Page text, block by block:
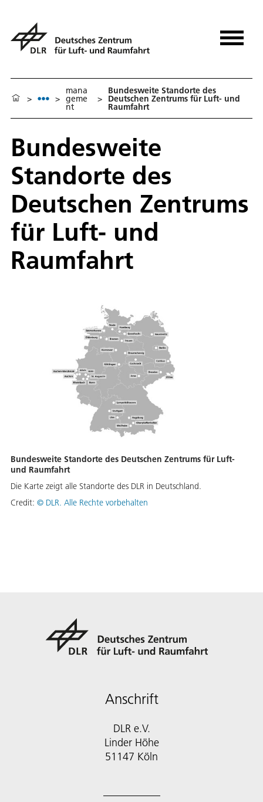
> >
mana
geme
nt
>
Bundesweite Standorte des
Deutschen Zentrums für Luft- und
Raumfahrt
Bundesweite
Standorte des
Deutschen Zentrums
für Luft- und
Raumfahrt
Bundesweite Standorte des Deutschen Zentrums für Luft-
und Raumfahrt
Die Karte zeigt alle Standorte des DLR in Deutschland.
Credit: © DLR. Alle Rechte vorbehalten
Anschrift
DLR e.V.
Linder Höhe
51147 Köln